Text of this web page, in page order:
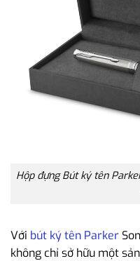
Hộp đựng Bút ký tên
Với bút ký tên Parker
không chỉ sở hữu một